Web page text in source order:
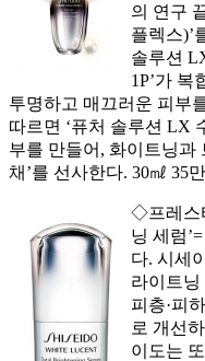
의 연구
플렉스)’
솔루션
1P’가 복
투명하고 매끄러운 피부
따르면 ‘퓨처 솔루션 LX
부를 만들어, 화이트닝과
채’를 선사한다. 30㎖ 35
◇프레스
닝 세럼
다. 시세
라이트닝
피층·피
로 개선
이도는